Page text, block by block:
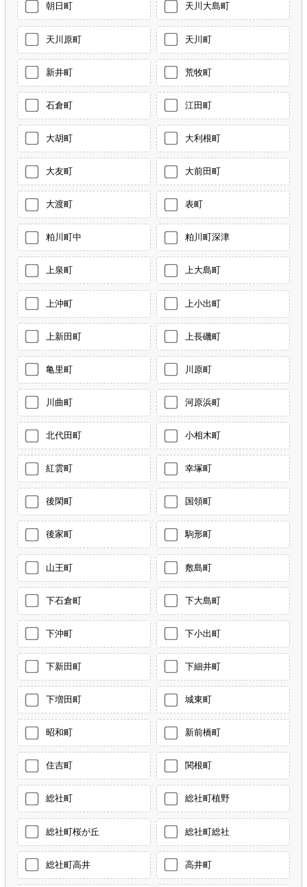
朝日町 天川大島町
天川原町 天川町
新井町 荒牧町
石倉町 江田町
大胡町 大利根町
大友町 大前田町
大渡町 表町
粕川町中 粕川町深津
上泉町 上大島町
上沖町 上小出町
上新田町 上長磯町
亀里町 川原町
川曲町 河原浜町
北代田町 小相木町
紅雲町 幸塚町
後閑町 国領町
後家町 駒形町
山王町 敷島町
下石倉町 下大島町
下沖町 下小出町
下新田町 下細井町
下増田町 城東町
昭和町 新前橋町
住吉町 関根町
総社町 総社町植野
総社町桜が丘 総社町総社
総社町高井 高井町